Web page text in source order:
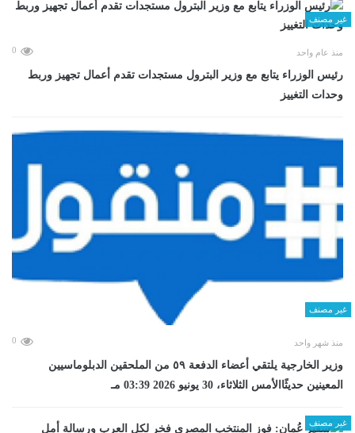
غير مصنف
منذ عام واحد 0
رئيس الوزراء يتابع مع وزير البترول مستجدات تقدم أعمال تجهيز وربط
وحدات التغييز
غير مصنف
منذ شهر واحد 0
وزير الخارجية يلتقي أعضاء الدفعة ٥٩ من الملحقين الدبلوماسيين
المعينين حديثًاالأمس الثلاثاء، 30 يونيو 2026 03:39 مـ
غير مصنف